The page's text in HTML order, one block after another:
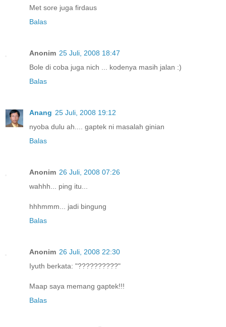
Met sore juga firdaus
Balas
Anonim 25 Juli, 2008 18:47
Bole di coba juga nich ... kodenya masih jalan :)
Balas
Anang 25 Juli, 2008 19:12
nyoba dulu ah.... gaptek ni masalah ginian
Balas
Anonim 26 Juli, 2008 07:26
wahhh... ping itu...
hhhmmm... jadi bingung
Balas
Anonim 26 Juli, 2008 22:30
Iyuth berkata: "??????????"
Maap saya memang gaptek!!!
Balas